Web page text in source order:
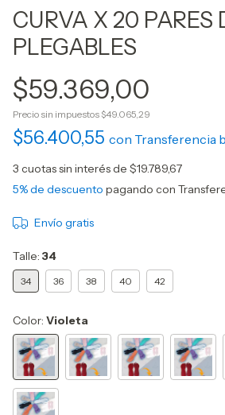
CURVA X 20 PARES
PLEGABLES
$59.369,00
Precio sin impuestos $49.065,29
$56.400,55 con Transferencia
3 cuotas sin interés de $19.789,67
5% de descuento pagando con
Envío gratis
Talle: 34
34 36 38 40 42
Color: Violeta